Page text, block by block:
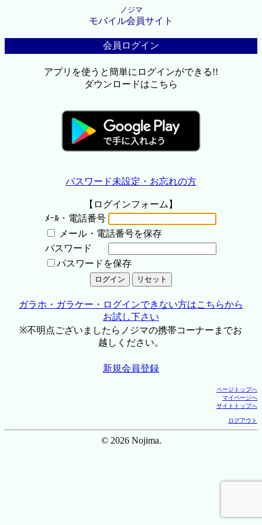
ノジマ
モバイル会員サイト
会員ログイン
アプリを使うと簡単にログインができる!!
ダウンロードはこちら
パスワード未設定・お忘れの方
【ログインフォーム】
ﾒｰﾙ・電話番号
メール・電話番号を保存
パスワード
パスワードを保存
ガラホ・ガラケー・ログインできない方はこちらから
お試し下さい
※不明点ございましたらノジマの携帯コーナーまでお
越しください。
新規会員登録
ページトップへ
マイページへ
サイトトップへ
ログアウト
© 2026 Nojima.